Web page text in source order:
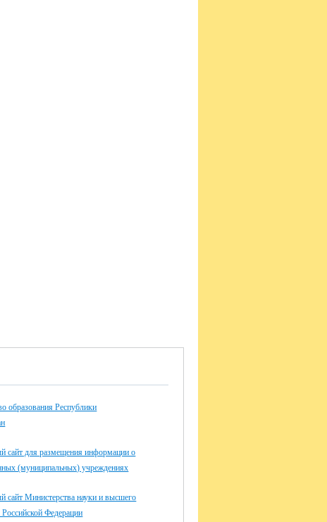
образования Республики
сайт для размещения информации о
(муниципальных) учреждениях
сайт Министерства науки и высшего
Российской Федерации